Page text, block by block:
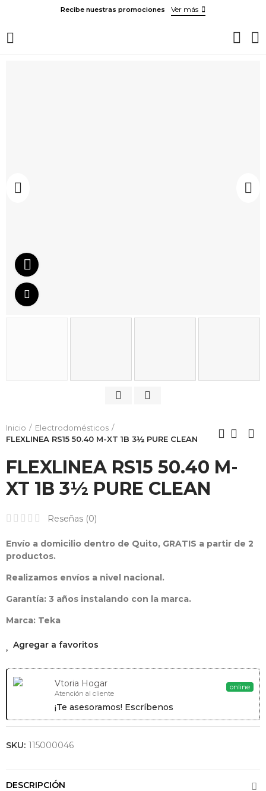
Recibe nuestras promociones Ver más
Inicio
Electrodomésticos
FLEXLINEA RS15 50.40 M-XT 1B 3½ PURE CLEAN
FLEXLINEA RS15 50.40 M-
XT 1B 3½ PURE CLEAN
Reseñas (0)
Envío a domicilio dentro de Quito, GRATIS a partir de 2
productos.
Realizamos envíos a nivel nacional.
Garantía: 3 años instalando con la marca.
Marca: Teka
Agregar a favoritos
Vtoria Hogar
Atención al cliente
¡Te asesoramos! Escríbenos
online
SKU: 115000046
DESCRIPCIÓN
HBB 535
Limpieza
ECO 76 Litros
Asados
Producto